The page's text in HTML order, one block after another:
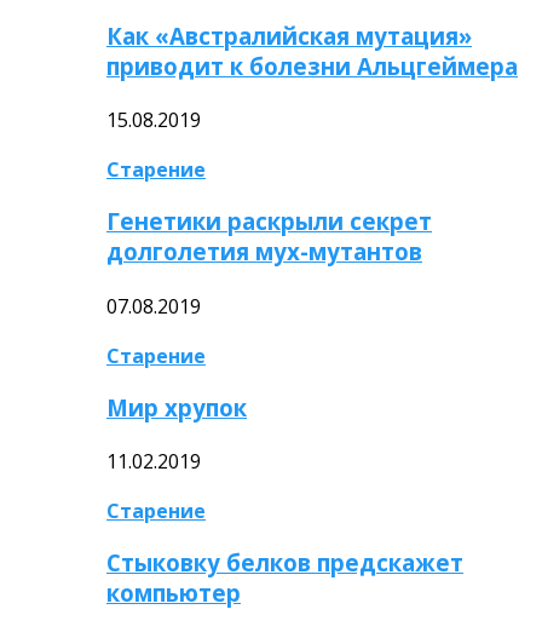
Как «Австралийская мутация»
приводит к болезни Альцгеймера
15.08.2019
Старение
Генетики раскрыли секрет
долголетия мух-мутантов
07.08.2019
Старение
Мир хрупок
11.02.2019
Старение
Стыковку белков предскажет
компьютер